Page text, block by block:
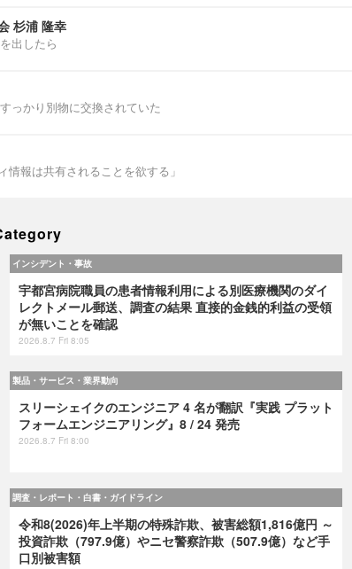
杉浦 隆幸
出したら
っかり別物に交換されていた
報は共有されることを欲する」
インシデント・事故
宇都宮病院職員の患者情報利用による別医療機関のダイ
レクトメール郵送、調査の結果 直接的金銭的利益の受領
が無いことを確認
2026.8.7 Fri 8:05
製品・サービス・業界動向
スリーシェイクのエンジニア 4 名が翻訳『実践 プラット
フォームエンジニアリング』8 / 24 発売
2026.8.7 Fri 8:00
調査・レポート・白書・ガイドライン
令和8(2026)年上半期の特殊詐欺、被害総額1,816億円 ～
投資詐欺（797.9億）やニセ警察詐欺（507.9億）など手
口別被害額